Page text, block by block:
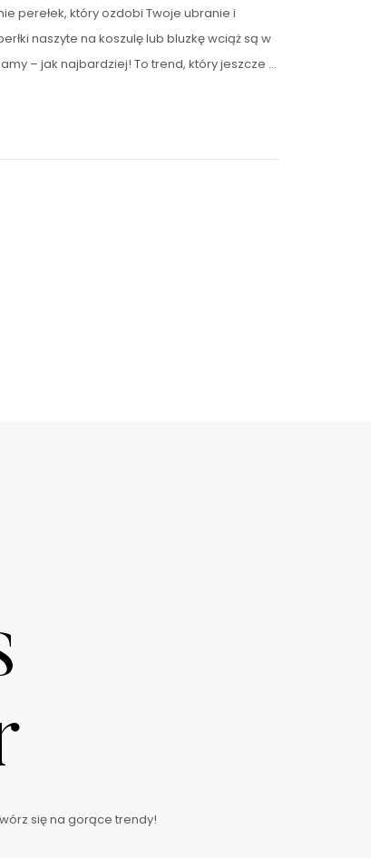
perełek, który ozdobi Twoje ubranie i
naszyte na koszulę lub bluzkę wciąż są w
– jak najbardziej! To trend, który jeszcze …
się na gorące trendy!